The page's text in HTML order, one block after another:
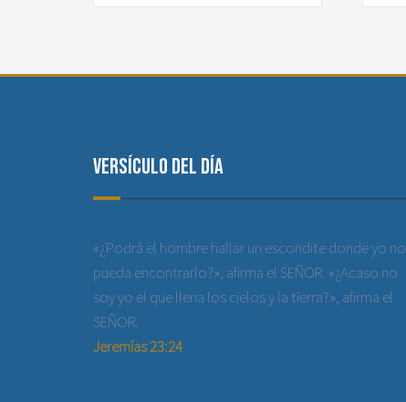
Versículo del día
«¿Podrá el hombre hallar un escondite donde yo no
pueda encontrarlo?», afirma el SEÑOR. «¿Acaso no
soy yo el que llena los cielos y la tierra?», afirma el
SEÑOR.
Jeremías 23:24